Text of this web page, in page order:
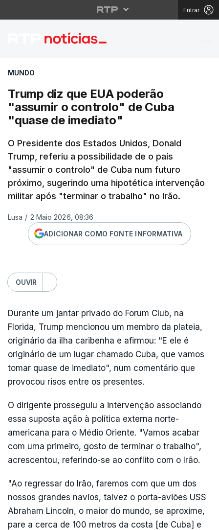
Entrar
Trump diz que EUA
MUNDO
Trump diz que EUA poderão
"assumir o controlo" de Cuba
"quase de imediato"
O Presidente dos Estados Unidos, Donald
Trump, referiu a possibilidade de o país
"assumir o controlo" de Cuba num futuro
próximo, sugerindo uma hipotética intervenção
militar após "terminar o trabalho" no Irão.
Lusa / 2 Maio 2026, 08:36
ADICIONAR COMO FONTE INFORMATIVA
OUVIR
Durante um jantar privado do Forum Club, na
Florida, Trump mencionou um membro da plateia,
originário da ilha caribenha e afirmou: "E ele é
originário de um lugar chamado Cuba, que vamos
tomar quase de imediato", num comentário que
provocou risos entre os presentes.
O dirigente prosseguiu a intervenção associando
essa suposta ação à política externa norte-
americana para o Médio Oriente. "Vamos acabar
com uma primeiro, gosto de terminar o trabalho",
acrescentou, referindo-se ao conflito com o Irão.
"Ao regressar do Irão, faremos com que um dos
nossos grandes navios, talvez o porta-aviões USS
Abraham Lincoln, o maior do mundo, se aproxime,
pare a cerca de 100 metros da costa [de Cuba] e